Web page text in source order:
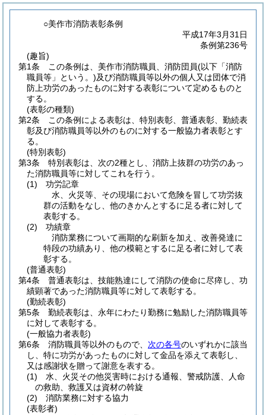
○美作市消防表彰条例
平成17年3月31日
条例第236号
(趣旨)
第1条
この条例は、美作市消防職員、消防団員(以下「消防
職員等」という。)及び消防職員等以外の個人又は団体で消
防上功労のあったものに対する表彰について定めるものと
する。
(表彰の種類)
第2条
この条例による表彰は、特別表彰、普通表彰、勤続表
彰及び消防職員等以外のものに対する一般協力者表彰とす
る。
(特別表彰)
第3条
特別表彰は、次の2種とし、消防上抜群の功労のあっ
た消防職員等に対してこれを行う。
(1)
功労記章
水、火災等、その現場において危険を冒して功労抜
群の活動をなし、他のきかんとするに足る者に対して
表彰する。
(2)
功績章
消防業務について画期的な刷新を加え、改善発達に
特段の功績あり、他の模範とするに足る者に対して表
彰する。
(普通表彰)
第4条
普通表彰は、技能熟達にして消防の使命に尽瘁し、功
績顕著であった消防職員等に対して表彰する。
(勤続表彰)
第5条
勤続表彰は、永年にわたり勤務に勉励した消防職員等
に対して表彰する。
(一般協力者表彰)
第6条
消防職員等以外のもので、 次の各号のいずれかに該当
し、特に功労があったものに対して金品を添えて表彰し、
又は感謝状を贈って謝意を表する。
(1)
水、火災その他災害時における通報、警戒防護、人命
の救助、救護又は資材の斡旋
(2)
消防業務に対する協力
(表彰者)